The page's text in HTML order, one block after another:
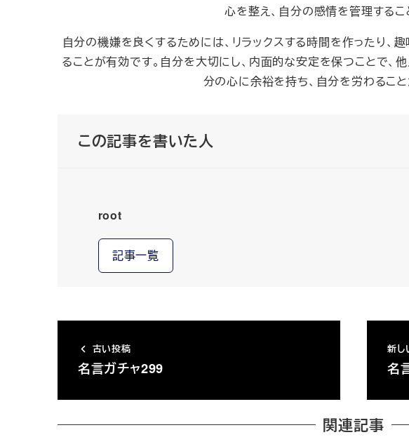
心を整え、自分の感情を管理するこ
自分の機嫌を良くするためには、リラックスする時間を作ったり、
ることが有効です。自分を大切にし、内面的な安定を保つことで、
分の心に余裕を持ち、自分を労わること
この記事を書いた人
root
記事一覧
古い投稿
名言ガチャ299
新し
名
関連記事